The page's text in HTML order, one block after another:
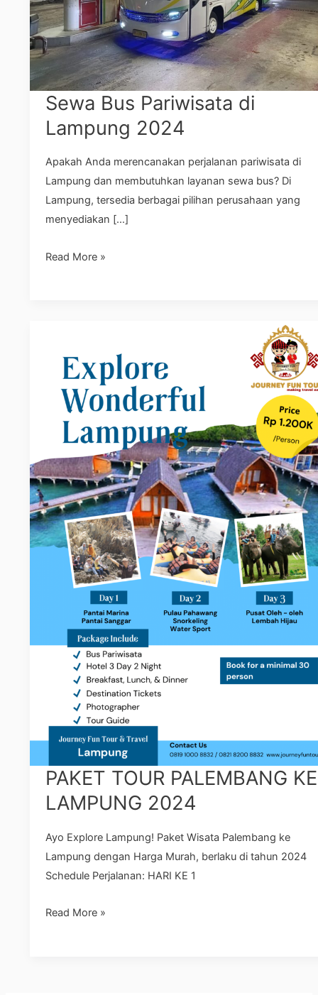
Sewa Bus Pariwisata di
Lampung 2024
Apakah Anda merencanakan perjalanan pariwisata di
Lampung dan membutuhkan layanan sewa bus? Di
Lampung, tersedia berbagai pilihan perusahaan yang
menyediakan […]
Read More »
PAKET TOUR PALEMBANG KE
LAMPUNG 2024
Ayo Explore Lampung! Paket Wisata Palembang ke
Lampung dengan Harga Murah, berlaku di tahun 2024
Schedule Perjalanan: HARI KE 1
PALEMBANG
LAMPUNG
2024
Read More »